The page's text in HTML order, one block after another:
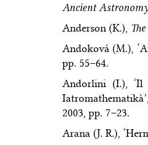
Ancient
Anderson (K.),
Andoková (M.),
pp. 55–64.
Andorlini (I.), ‘Il
2003, pp. 7–23.
Arana (J. R.),